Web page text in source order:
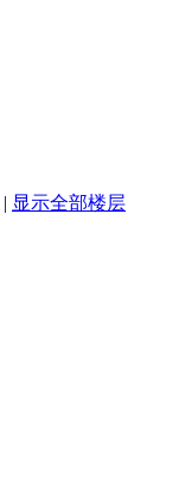
| 显示全部楼层